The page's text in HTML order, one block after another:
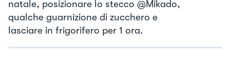
natale, posizionare lo stecco @Mikado,
qualche guarnizione di zucchero e
lasciare in frigorifero per 1 ora.